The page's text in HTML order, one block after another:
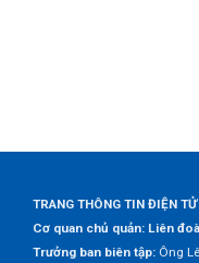
TRANG THÔNG TIN ĐIỆN
Cơ quan chủ quản: Liên
Trưởng ban biên tập: Ông